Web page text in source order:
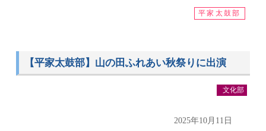
平家太鼓部
【平家太鼓部】山の田ふれあい秋祭りに出演
文化部
2025年10月11日